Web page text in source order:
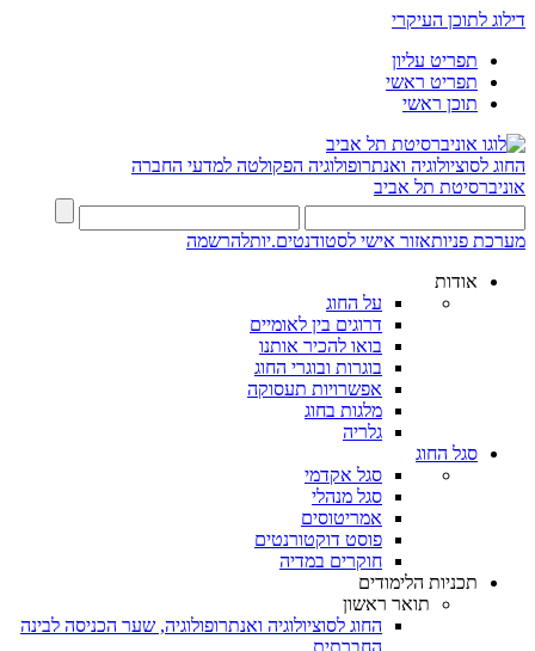
דילוג לתוכן העיקרי
תפריט עליון
תפריט ראשי
תוכן ראשי
החוג לסוציולוגיה ואנתרופולוגיה הפקולטה למדעי החברה
אוניברסיטת תל אביב
מערכת פניותאזור אישי לסטודנטים.יותלהרשמה
אודות
על החוג
דרוגים בין לאומיים
בואו להכיר אותנו
בוגרות ובוגרי החוג
אפשרויות תעסוקה
מלגות בחוג
גלריה
סגל החוג
סגל אקדמי
סגל מנהלי
אמריטוסים
פוסט דוקטורנטים
חוקרים במדיה
תכניות הלימודים
תואר ראשון
החוג לסוציולוגיה ואנתרופולוגיה, שער הכניסה לבינה
החברתית